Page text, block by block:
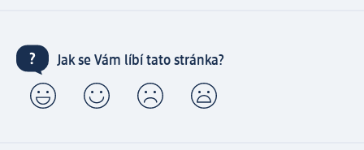
Jak se Vám líbí tato stránka?